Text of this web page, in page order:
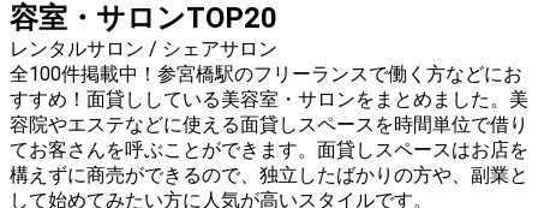
容室・サロンTOP20
レンタルサロン / シェアサロン
全100件掲載中！参宮橋駅のフリーランスで働く方などにお
すすめ！面貸ししている美容室・サロンをまとめました。美
容院やエステなどに使える面貸しスペースを時間単位で借り
てお客さんを呼ぶことができます。面貸しスペースはお店を
構えずに商売ができるので、独立したばかりの方や、副業と
して始めてみたい方に人気が高いスタイルです。